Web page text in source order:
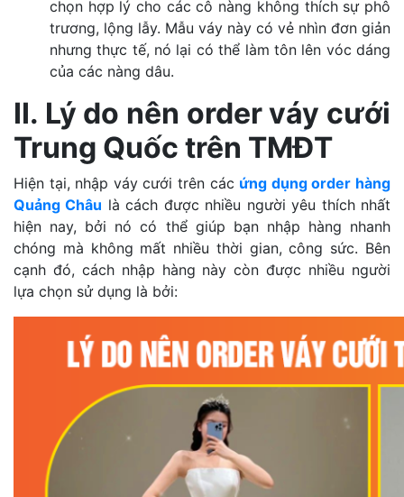
chọn hợp lý cho các cô nàng không thích sự phô
trương, lộng lẫy. Mẫu váy này có vẻ nhìn đơn giản
nhưng thực tế, nó lại có thể làm tôn lên vóc dáng
của các nàng dâu.
II. Lý do nên order váy cưới
Trung Quốc trên TMĐT
Hiện tại, nhập váy cưới trên các ứng dụng order hàng
Quảng Châu là cách được nhiều người yêu thích nhất
hiện nay, bởi nó có thể giúp bạn nhập hàng nhanh
chóng mà không mất nhiều thời gian, công sức. Bên
cạnh đó, cách nhập hàng này còn được nhiều người
lựa chọn sử dụng là bởi: